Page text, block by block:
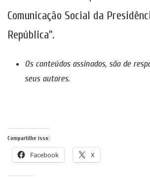
Comunicação Social da
República”.
Os conteúdos assinados, são de
seus autores.
Compartilhe isso:
Facebook X